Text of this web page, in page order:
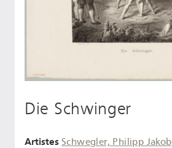
Die Schwinger
Artistes Schwegler, Philipp Jakob